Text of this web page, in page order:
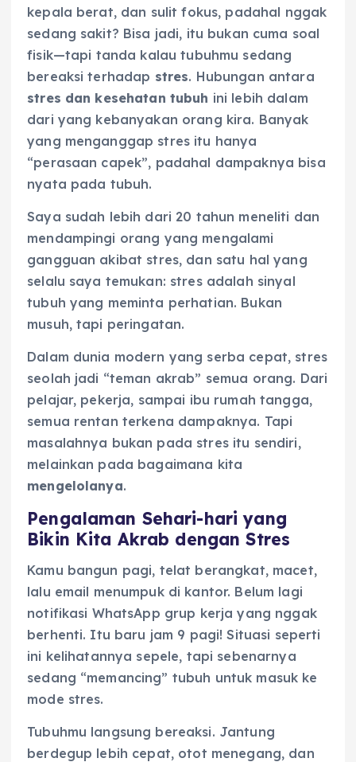
kepala berat, dan sulit fokus, padahal nggak
sedang sakit? Bisa jadi, itu bukan cuma soal
fisik—tapi tanda kalau tubuhmu sedang
bereaksi terhadap stres. Hubungan antara
stres dan kesehatan tubuh ini lebih dalam
dari yang kebanyakan orang kira. Banyak
yang menganggap stres itu hanya
“perasaan capek”, padahal dampaknya bisa
nyata pada tubuh.
Saya sudah lebih dari 20 tahun meneliti dan
mendampingi orang yang mengalami
gangguan akibat stres, dan satu hal yang
selalu saya temukan: stres adalah sinyal
tubuh yang meminta perhatian. Bukan
musuh, tapi peringatan.
Dalam dunia modern yang serba cepat, stres
seolah jadi “teman akrab” semua orang. Dari
pelajar, pekerja, sampai ibu rumah tangga,
semua rentan terkena dampaknya. Tapi
masalahnya bukan pada stres itu sendiri,
melainkan pada bagaimana kita
mengelolanya.
Pengalaman Sehari-hari yang
Bikin Kita Akrab dengan Stres
Kamu bangun pagi, telat berangkat, macet,
lalu email menumpuk di kantor. Belum lagi
notifikasi WhatsApp grup kerja yang nggak
berhenti. Itu baru jam 9 pagi! Situasi seperti
ini kelihatannya sepele, tapi sebenarnya
sedang “memancing” tubuh untuk masuk ke
mode stres.
Tubuhmu langsung bereaksi. Jantung
berdegup lebih cepat, otot menegang, dan